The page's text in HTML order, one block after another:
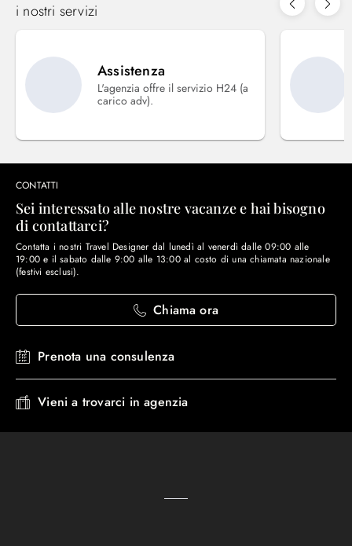
i nostri servizi
Assistenza
L'agenzia offre il servizio H24 (a
carico adv).
CONTATTI
Sei interessato alle nostre vacanze e hai bisogno
di contattarci?
Contatta i nostri Travel Designer dal lunedì al venerdì dalle 09:00 alle
19:00 e il sabato dalle 9:00 alle 13:00 al costo di una chiamata nazionale
(festivi esclusi).
Chiama ora
Prenota una consulenza
Vieni a trovarci in agenzia